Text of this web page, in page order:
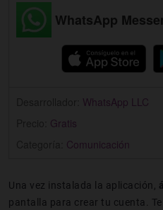
WhatsApp
WhatsApp LLC
Gratis
Comunicación
Una vez instalada la aplicación,
pantalla para crear tu cuenta.